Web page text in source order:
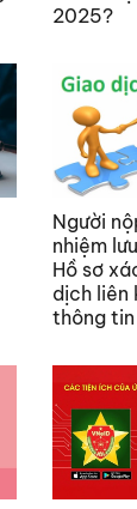
2025?
Người
nhiệm
Hồ sơ
dịch liên
thông